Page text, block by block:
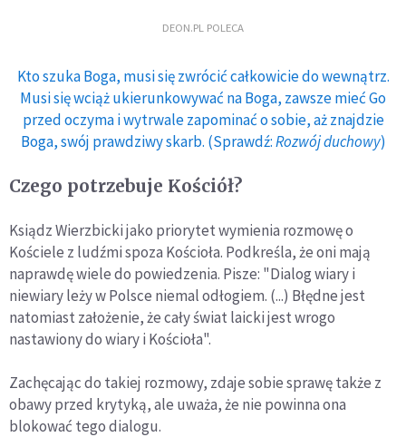
DEON.PL POLECA
Kto szuka Boga, musi się zwrócić całkowicie do wewnątrz.
Musi się wciąż ukierunkowywać na Boga, zawsze mieć Go
przed oczyma i wytrwale zapominać o sobie, aż znajdzie
Boga, swój prawdziwy skarb. (Sprawdź:Rozwój duchowy)
Czego potrzebuje Kościół?
Ksiądz Wierzbicki jako priorytet wymienia rozmowę o
Kościele z ludźmi spoza Kościoła. Podkreśla, że oni mają
naprawdę wiele do powiedzenia. Pisze: "Dialog wiary i
niewiary leży w Polsce niemal odłogiem. (...) Błędne jest
natomiast założenie, że cały świat laicki jest wrogo
nastawiony do wiary i Kościoła".
Zachęcając do takiej rozmowy, zdaje sobie sprawę także z
obawy przed krytyką, ale uważa, że nie powinna ona
blokować tego dialogu.